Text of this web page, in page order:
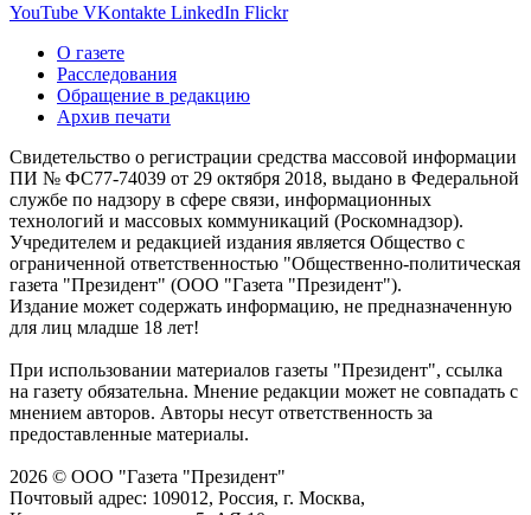
YouTube VKontakte LinkedIn Flickr
О газете
Расследования
Обращение в редакцию
Архив печати
Свидетельство о регистрации средства массовой информации
ПИ № ФС77-74039 от 29 октября 2018, выдано в Федеральной
службе по надзору в сфере связи, информационных
технологий и массовых коммуникаций (Роскомнадзор).
Учредителем и редакцией издания является Общество с
ограниченной ответственностью "Общественно-политическая
газета "Президент" (ООО "Газета "Президент").
Издание может содержать информацию, не предназначенную
для лиц младше 18 лет!
При использовании материалов газеты "Президент", ссылка
на газету обязательна. Мнение редакции может не совпадать с
мнением авторов. Авторы несут ответственность за
предоставленные материалы.
2026 © ООО "Газета "Президент"
Почтовый адрес: 109012, Россия, г. Москва,